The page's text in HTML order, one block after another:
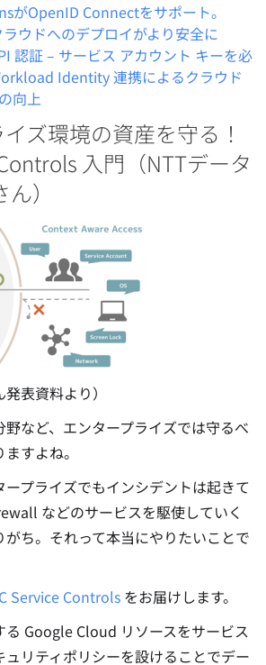
がOpenID Connectをサポート。
ウドへのデプロイがより安全に
認証 – サービス アカウント キーを必
Identity 連携によるクラウド
向上
ズ環境の資産を守る！
入門（NTTデータ
）
表資料より）
など、エンタープライズでは守るべ
すよね。
ープライズでもインシデントは起きて
などのサービスを駆使していく
がち。それって本当にやりたいことで
Service Controls をお届けします。
る Google Cloud リソースをサービス
リティポリシーを設けることでデー